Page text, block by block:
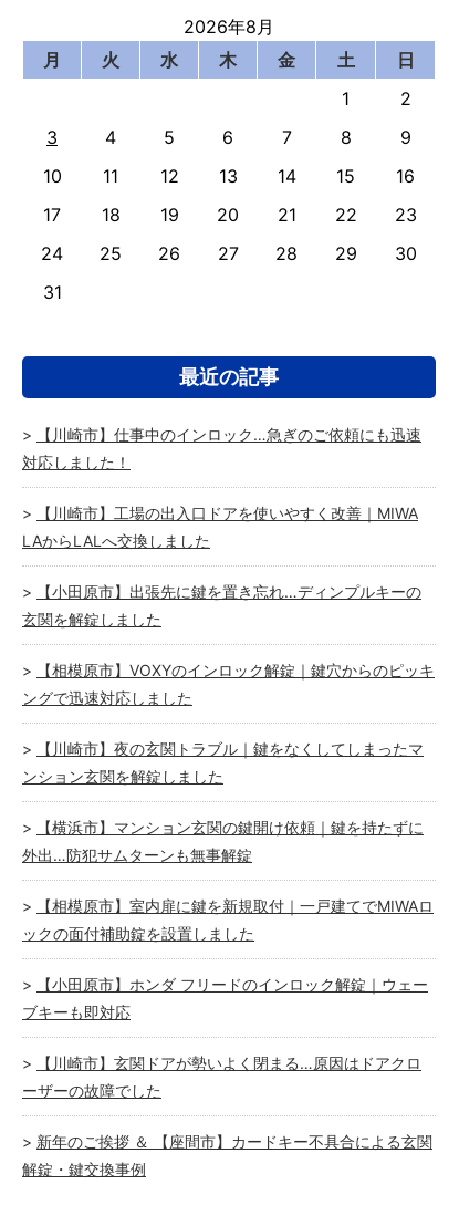
2026年8月
月
火 水 木 金 土
日
1
2
3
4 5 6 7 8
9
10
11 12 13 14 15
16
17
18 19 20 21 22
23
24
25 26 27 28 29
30
31
最近の記事
【川崎市】仕事中のインロック…急ぎのご依頼にも迅速
対応しました！
【川崎市】工場の出入口ドアを使いやすく改善｜MIWA
LAからLALへ交換しました
【小田原市】出張先に鍵を置き忘れ…ディンプルキーの
玄関を解錠しました
【相模原市】VOXYのインロック解錠｜鍵穴からのピッキ
ングで迅速対応しました
【川崎市】夜の玄関トラブル｜鍵をなくしてしまったマ
ンション玄関を解錠しました
【横浜市】マンション玄関の鍵開け依頼｜鍵を持たずに
外出…防犯サムターンも無事解錠
【相模原市】室内扉に鍵を新規取付｜一戸建てでMIWAロ
ックの面付補助錠を設置しました
【小田原市】ホンダ フリードのインロック解錠｜ウェー
ブキーも即対応
【川崎市】玄関ドアが勢いよく閉まる…原因はドアクロ
ーザーの故障でした
新年のご挨拶 ＆ 【座間市】カードキー不具合による玄関
解錠・鍵交換事例